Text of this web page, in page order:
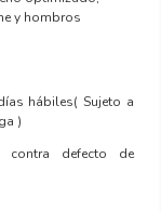
y hombros
hábiles( Sujeto a
)
contra defecto de